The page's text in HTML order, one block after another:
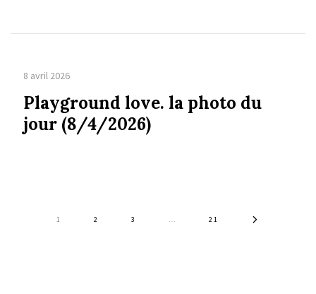
8 avril 2026
Playground love. la photo du
jour (8/4/2026)
1 2 3 … 21